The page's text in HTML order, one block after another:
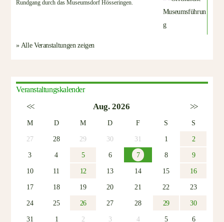
Rundgang durch das Museumsdorf Hösseringen.
» Alle Veranstaltungen zeigen
Veranstaltungskalender
<< Aug. 2026 >>
M D M D F S
S
27
28 29 30 31 1
2
3
4 5 6 7 8
9
10
11 12 13 14 15
16
17
18 19 20 21 22
23
24
25 26 27 28 29
30
31
1 2 3 4 5 6